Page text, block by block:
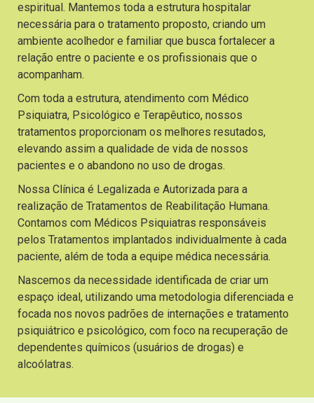
espiritual. Mantemos toda a estrutura hospitalar
necessária para o tratamento proposto, criando um
ambiente acolhedor e familiar que busca fortalecer a
relação entre o paciente e os profissionais que o
acompanham.
Com toda a estrutura, atendimento com Médico
Psiquiatra, Psicológico e Terapêutico, nossos
tratamentos proporcionam os melhores resutados,
elevando assim a qualidade de vida de nossos
pacientes e o abandono no uso de drogas.
Nossa Clínica é Legalizada e Autorizada para a
realização de Tratamentos de Reabilitação Humana.
Contamos com Médicos Psiquiatras responsáveis
pelos Tratamentos implantados individualmente à cada
paciente, além de toda a equipe médica necessária.
Nascemos da necessidade identificada de criar um
espaço ideal, utilizando uma metodologia diferenciada e
focada nos novos padrões de internações e tratamento
psiquiátrico e psicológico, com foco na recuperação de
dependentes químicos (usuários de drogas) e
alcoólatras.